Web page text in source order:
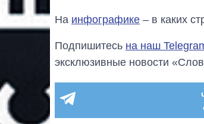
На инфографике – в каких
Подпишитесь на наш
эксклюзивные новости